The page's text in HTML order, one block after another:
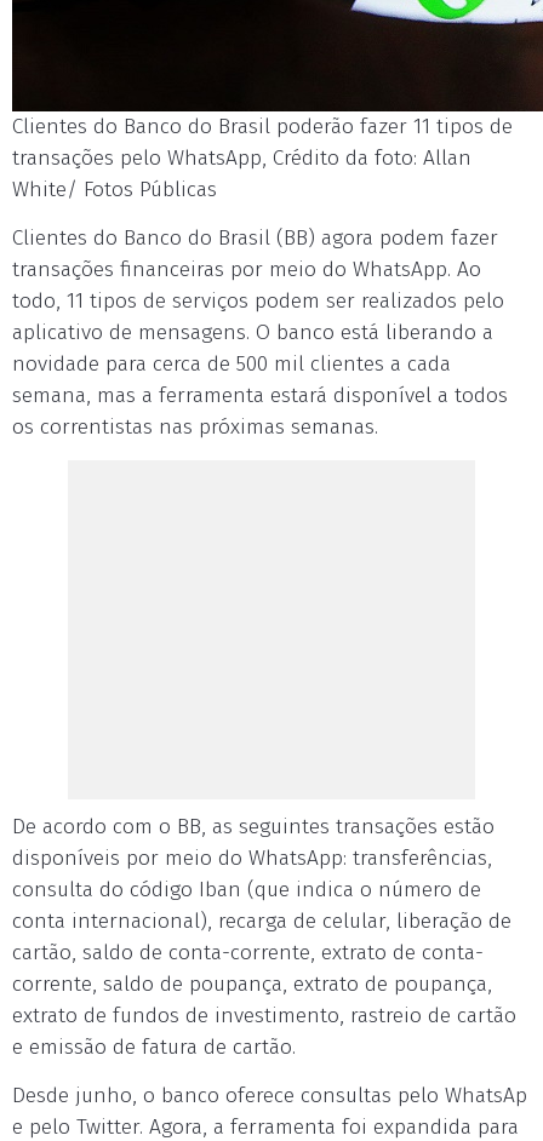
Clientes do Banco do Brasil poderão fazer 11 tipos de
transações pelo WhatsApp, Crédito da foto: Allan
White/ Fotos Públicas
Clientes do Banco do Brasil (BB) agora podem fazer
transações financeiras por meio do WhatsApp. Ao
todo, 11 tipos de serviços podem ser realizados pelo
aplicativo de mensagens. O banco está liberando a
novidade para cerca de 500 mil clientes a cada
semana, mas a ferramenta estará disponível a todos
os correntistas nas próximas semanas.
De acordo com o BB, as seguintes transações estão
disponíveis por meio do WhatsApp: transferências,
consulta do código Iban (que indica o número de
conta internacional), recarga de celular, liberação de
cartão, saldo de conta-corrente, extrato de conta-
corrente, saldo de poupança, extrato de poupança,
extrato de fundos de investimento, rastreio de cartão
e emissão de fatura de cartão.
Desde junho, o banco oferece consultas pelo WhatsAp
e pelo Twitter. Agora, a ferramenta foi expandida para